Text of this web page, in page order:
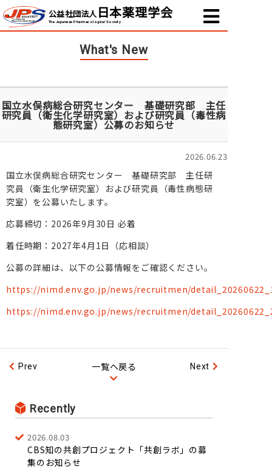
公益社団法人日本薬理学会
The Japanese Pharmacological Society
What's New
国立水俣病総合研究センター 基礎研究部 主任
研究員（衛生化学研究室）および研究員（毒性病
態研究室）公募のお知らせ
2026.06.23
国立水俣病総合研究センター 基礎研究部 主任研
究員（衛生化学研究室）および研究員（毒性病態研
究室）を公募いたします。
応募締切：2026年9月30日 必着
着任時期：2027年4月1日（応相談）
公募の詳細は、以下の公募情報をご確認ください。
https://nimd.env.go.jp/news/recruitmen/
https://nimd.env.go.jp/news/recruitmen/
Prev 一覧へ戻る Next
Recently
2026.08.03
CBS知の共創プロジェクト「共創ラボ」の募
集のお知らせ